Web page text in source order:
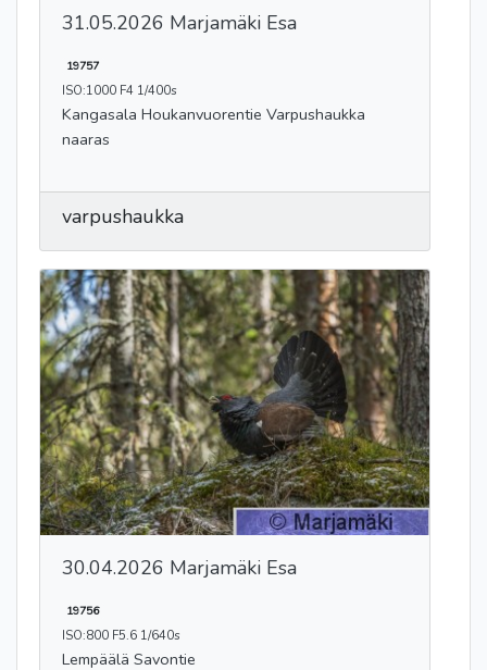
31.05.2026 Marjamäki Esa
19757
ISO:1000 F4 1/400s
Kangasala Houkanvuorentie Varpushaukka
naaras
varpushaukka
30.04.2026 Marjamäki Esa
19756
ISO:800 F5.6 1/640s
Lempäälä Savontie